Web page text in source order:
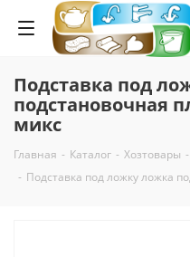
Подставка под
подстановочная
микс
Главная - Каталог - Хозтовары -
- Подставка под ложку ложка